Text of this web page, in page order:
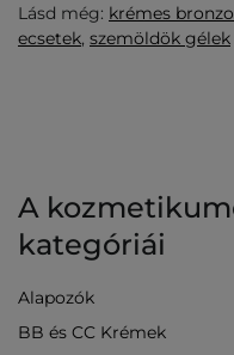
Lásd még: krémes
ecsetek, szemöldök gélek
A
kategóriái
Alapozók
BB és CC Krémek